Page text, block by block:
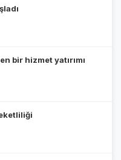
bir hizmet yatırımı